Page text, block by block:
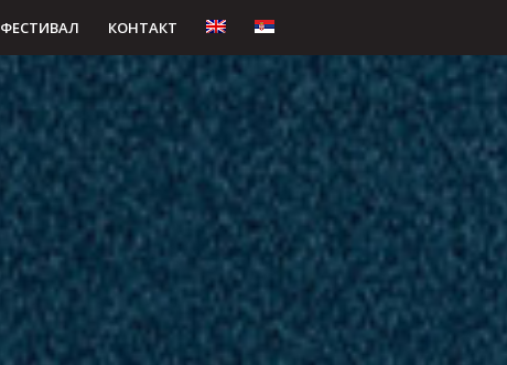
ФЕСТИВАЛ КОНТАКТ